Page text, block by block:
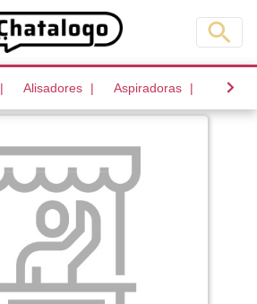
(current)Alisadores (current)Aspiradoras (current)